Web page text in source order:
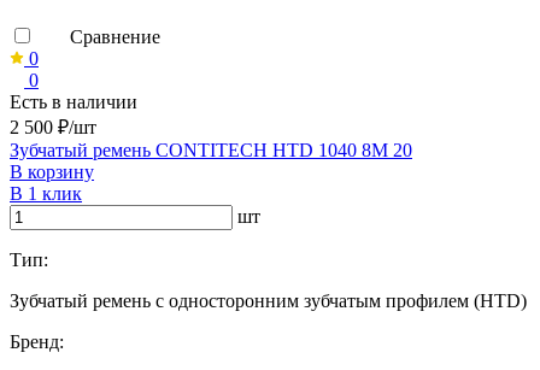
Сравнение
0
0
Есть в наличии
2 500 ₽/шт
Зубчатый ремень CONTITECH HTD 1040 8M 20
В корзину
В 1 клик
шт
Тип:
Зубчатый ремень с односторонним зубчатым профилем (HTD)
Бренд: